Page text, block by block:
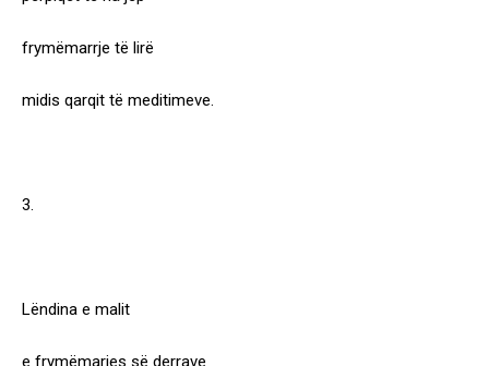
frymëmarrje të lirë
midis qarqit të meditimeve.
3.
Lëndina e malit
e frymëmarjes së derrave